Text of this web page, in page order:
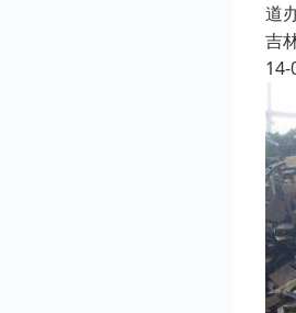
道
吉
14-